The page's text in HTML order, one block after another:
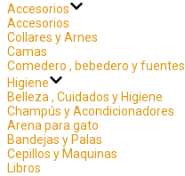
Accesorios
Accesorios
Collares y Arnes
Camas
Comedero , bebedero y fuentes
Higiene
Belleza , Cuidados y Higiene
Champús y Acondicionadores
Arena para gato
Bandejas y Palas
Cepillos y Maquinas
Libros